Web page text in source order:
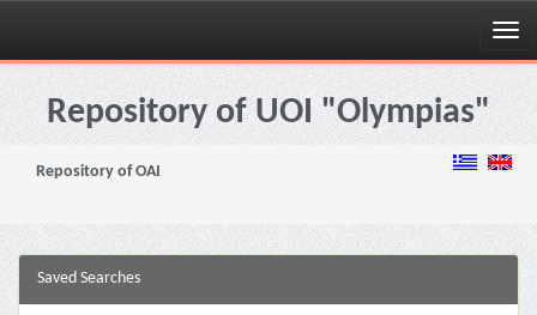
Skip
navigationRepository of UOI "Olympias"
Repository of OAI
Saved Searches